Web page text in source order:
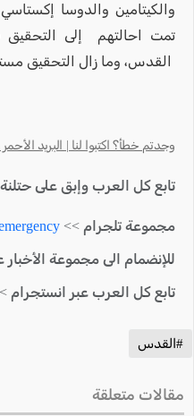
والكيتامين والدوسا
تمت احالتهم إلى
القدس، وما زال التحقيق
وجدتم خطأ؟ اكتبوا لنا | البريد
تابع كل العرب وإبق على
مجموعة تلجرام >>
للإنضمام الى مجموعة
تابع كل العرب عبر انستجرام
#القدس
مقالات متعلقة